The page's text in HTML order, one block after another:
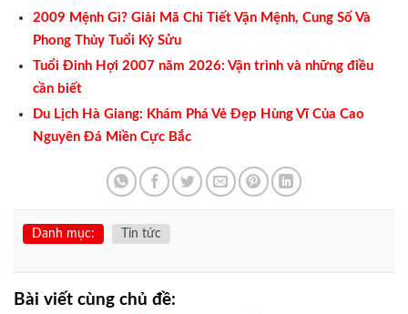
2009 Mệnh Gì? Giải Mã Chi Tiết Vận Mệnh, Cung Số Và
Phong Thủy Tuổi Kỷ Sửu
Tuổi Đinh Hợi 2007 năm 2026: Vận trình và những điều
cần biết
Du Lịch Hà Giang: Khám Phá Vẻ Đẹp Hùng Vĩ Của Cao
Nguyên Đá Miền Cực Bắc
Danh mục: Tin tức
Bài viết cùng chủ đề: